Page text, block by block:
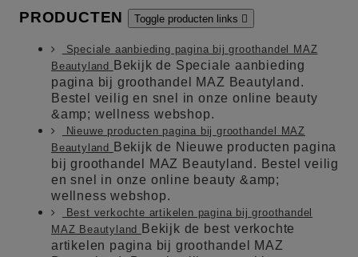
PRODUCTEN Toggle producten links 
Speciale aanbieding pagina bij groothandel MAZ
Beautyland
Bekijk de Speciale aanbieding
pagina bij groothandel MAZ Beautyland.
Bestel veilig en snel in onze online beauty
&amp; wellness webshop.
Nieuwe producten pagina bij groothandel MAZ
Beautyland
Bekijk de Nieuwe producten pagina
bij groothandel MAZ Beautyland. Bestel veilig
en snel in onze online beauty &amp;
wellness webshop.
Best verkochte artikelen pagina bij groothandel
MAZ Beautyland
Bekijk de best verkochte
artikelen pagina bij groothandel MAZ